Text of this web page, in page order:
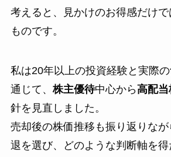
考えると、見かけのお得感だけ
ものです。
私は20年以上の投資経験と実際の
通じて、株主優待中心から高配当
針を見直しました。
売却後の株価推移も振り返りな
退を選び、どのような判断軸を